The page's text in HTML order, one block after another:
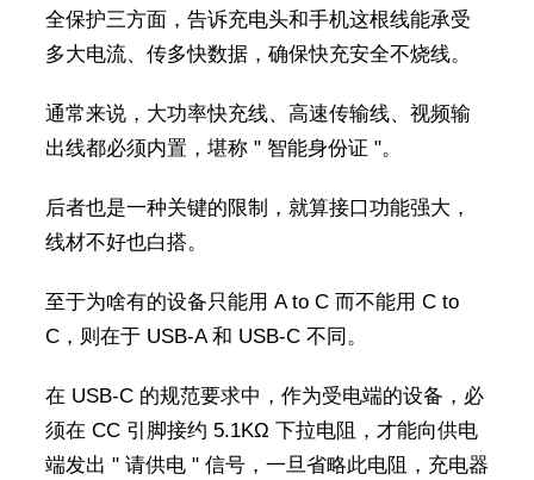
全保护三方面，告诉充电头和手机这根线能承受
多大电流、传多快数据，确保快充安全不烧线。
通常来说，大功率快充线、高速传输线、视频输
出线都必须内置，堪称 " 智能身份证 "。
后者也是一种关键的限制，就算接口功能强大，
线材不好也白搭。
至于为啥有的设备只能用 A to C 而不能用 C to
C，则在于 USB-A 和 USB-C 不同。
在 USB-C 的规范要求中，作为受电端的设备，必
须在 CC 引脚接约 5.1KΩ 下拉电阻，才能向供电
端发出 " 请供电 " 信号，一旦省略此电阻，充电器